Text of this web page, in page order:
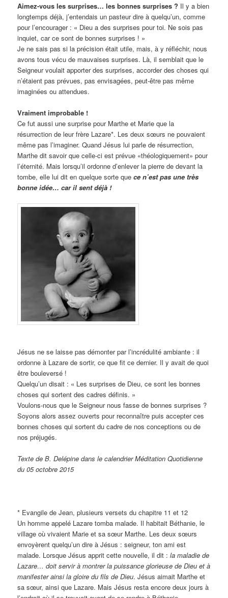
Aimez-vous les surprises… les bonnes surprises ? Il y a bien
longtemps déjà, j’entendais un pasteur dire à quelqu’un, comme
pour l’encourager : « Dieu a des surprises pour toi. Ne sois pas
inquiet, car ce sont de bonnes surprises ! »
Je ne sais pas si la précision était utile, mais, à y réfléchir, nous
avons tous vécu de mauvaises surprises. Là, il semblait que le
Seigneur voulait apporter des surprises, accorder des choses qui
n’étaient pas prévues, pas envisagées, peut-être pas même
imaginées ou attendues.
Vraiment improbable !
Ce fut aussi une surprise pour Marthe et Marie que la
résurrection de leur frère Lazare*. Les deux sœurs ne pouvaient
même pas l’imaginer. Quand Jésus lui parle de résurrection,
Marthe dit savoir que celle-ci est prévue «théologiquement» pour
l’éternité. Mais lorsqu’il ordonne d’enlever la pierre de devant la
tombe, elle lui dit en quelque sorte quece n’est pas une très
bonne idée… car il sent déjà !
Jésus ne se laisse pas démonter par l’incrédulité ambiante : il
ordonne à Lazare de sortir, ce que fit ce dernier. Il y avait de quoi
être bouleversé !
Quelqu’un disait : « Les surprises de Dieu, ce sont les bonnes
choses qui sortent des cadres définis. »
Voulons-nous que le Seigneur nous fasse de bonnes surprises ?
Soyons alors assez ouverts pour reconnaître puis accepter ces
bonnes choses qui sortent du cadre de nos conceptions ou de
nos préjugés.
Texte de B. Delépine dans le calendrier Méditation Quotidienne
du 05 octobre 2015
* Evangile de Jean, plusieurs versets du chapitre 11 et 12
Un homme appelé Lazare tomba malade. Il habitait Béthanie, le
village où vivaient Marie et sa sœur Marthe. Les deux sœurs
envoyèrent quelqu’un dire à Jésus : seigneur, ton ami est
malade. Lorsque Jésus apprit cette nouvelle, il dit :la maladie de
Lazare… doit servir à montrer la puissance glorieuse de Dieu et à
manifester ainsi la gloire du fils de Dieu. Jésus aimait Marthe et
sa sœur, ainsi que Lazare. Mais Jésus resta encore deux jours à